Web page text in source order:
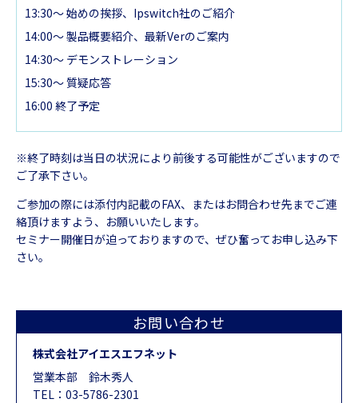
13:30～ 始めの挨拶、Ipswitch社のご紹介
14:00～ 製品概要紹介、最新Verのご案内
14:30～ デモンストレーション
15:30～ 質疑応答
16:00 終了予定
※終了時刻は当日の状況により前後する可能性がございますので
ご了承下さい。
ご参加の際には添付内記載のFAX、またはお問合わせ先までご連
絡頂けますよう、お願いいたします。
セミナー開催日が迫っておりますので、ぜひ奮ってお申し込み下
さい。
お問い合わせ
株式会社アイエスエフネット
営業本部 鈴木秀人
TEL：03-5786-2301